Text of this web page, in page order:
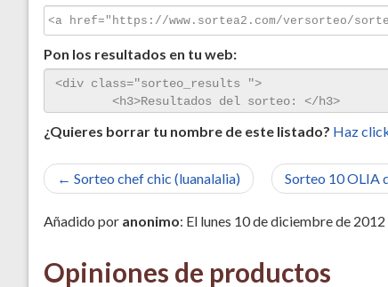
Pon los resultados en tu web:
¿Quieres borrar tu nombre de este listado? Haz
← Sorteo chef chic (luanalalia) Sorteo 10 OLIA
Añadido por anonimo: El lunes 10 de diciembre de
Opiniones de productos